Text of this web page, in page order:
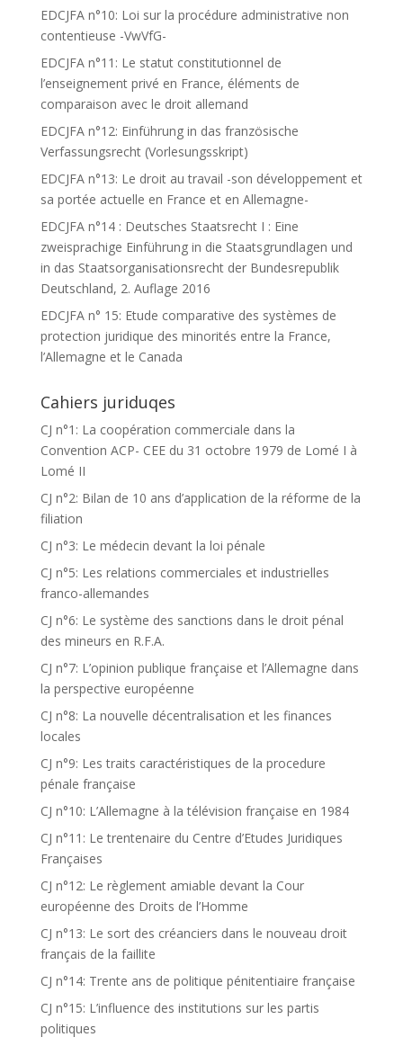
EDCJFA n°10: Loi sur la procédure administrative non
contentieuse -VwVfG-
EDCJFA n°11: Le statut constitutionnel de
l’enseignement privé en France, éléments de
comparaison avec le droit allemand
EDCJFA n°12: Einführung in das französische
Verfassungsrecht (Vorlesungsskript)
EDCJFA n°13: Le droit au travail -son développement et
sa portée actuelle en France et en Allemagne-
EDCJFA n°14 : Deutsches Staatsrecht I : Eine
zweisprachige Einführung in die Staatsgrundlagen und
in das Staatsorganisationsrecht der Bundesrepublik
Deutschland, 2. Auflage 2016
EDCJFA n° 15: Etude comparative des systèmes de
protection juridique des minorités entre la France,
l’Allemagne et le Canada
Cahiers juriduqes
CJ n°1: La coopération commerciale dans la
Convention ACP- CEE du 31 octobre 1979 de Lomé I à
Lomé II
CJ n°2: Bilan de 10 ans d’application de la réforme de la
filiation
CJ n°3: Le médecin devant la loi pénale
CJ n°5: Les relations commerciales et industrielles
franco-allemandes
CJ n°6: Le système des sanctions dans le droit pénal
des mineurs en R.F.A.
CJ n°7: L’opinion publique française et l’Allemagne dans
la perspective européenne
CJ n°8: La nouvelle décentralisation et les finances
locales
CJ n°9: Les traits caractéristiques de la procedure
pénale française
CJ n°10: L’Allemagne à la télévision française en 1984
CJ n°11: Le trentenaire du Centre d’Etudes Juridiques
Françaises
CJ n°12: Le règlement amiable devant la Cour
européenne des Droits de l’Homme
CJ n°13: Le sort des créanciers dans le nouveau droit
français de la faillite
CJ n°14: Trente ans de politique pénitentiaire française
CJ n°15: L’influence des institutions sur les partis
politiques